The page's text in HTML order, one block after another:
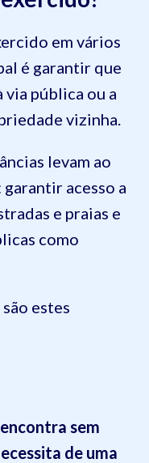
em vários
é garantir que
via pública ou a
vizinha.
levam ao
acesso a
e praias e
como
estes
sem
de uma